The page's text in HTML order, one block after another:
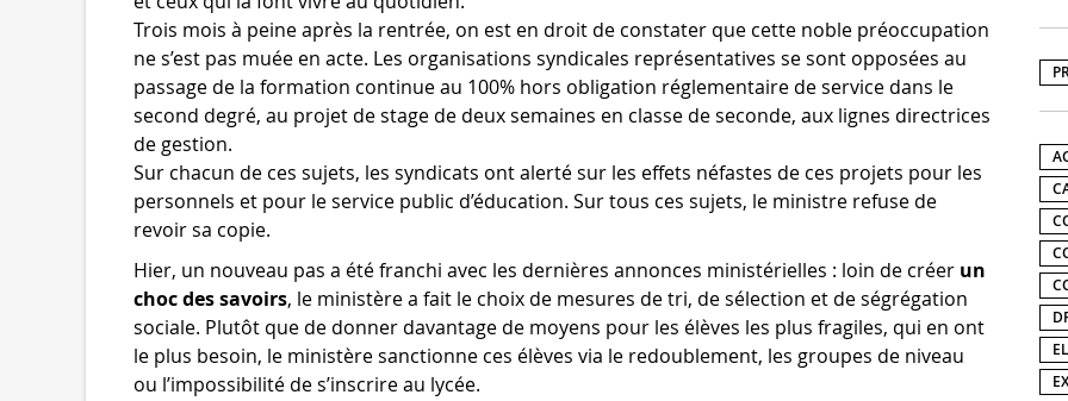
Trois mois à peine après la rentrée, on est en droit de constater que cette noble préoccupation
ne s’est pas muée en acte. Les organisations syndicales représentatives se sont opposées au
passage de la formation continue au 100% hors obligation réglementaire de service dans le
second degré, au projet de stage de deux semaines en classe de seconde, aux lignes directrices
de gestion.
Sur chacun de ces sujets, les syndicats ont alerté sur les effets néfastes de ces projets pour les
personnels et pour le service public d’éducation. Sur tous ces sujets, le ministre refuse de
revoir sa copie.
Hier, un nouveau pas a été franchi avec les dernières annonces ministérielles : loin de créer un
choc des savoirs, le ministère a fait le choix de mesures de tri, de sélection et de ségrégation
sociale. Plutôt que de donner davantage de moyens pour les élèves les plus fragiles, qui en ont
le plus besoin, le ministère sanctionne ces élèves via le redoublement, les groupes de niveau
ou l’impossibilité de s’inscrire au lycée.